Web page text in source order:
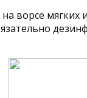
ворсе